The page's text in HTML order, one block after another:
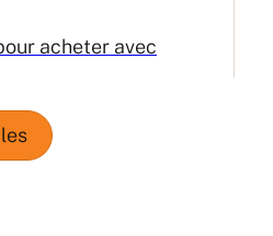
acheter avec